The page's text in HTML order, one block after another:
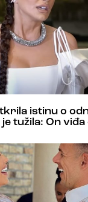
istinu o
tužila: On viđa